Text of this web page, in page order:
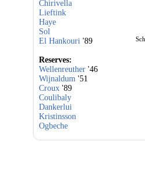
Chirivella
Lieftink
Haye
Sol
El Hankouri'89
Reserves:
Wellenreuther'46
Wijnaldum'51
Croux'89
Coulibaly
Dankerlui
Kristinsson
Ogbeche